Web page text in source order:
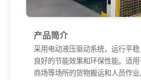
产品简介
采用电动液压驱动系统，运行平
良好的节能效果和环保性能。适用
商场等场所的货物搬运和人员作业